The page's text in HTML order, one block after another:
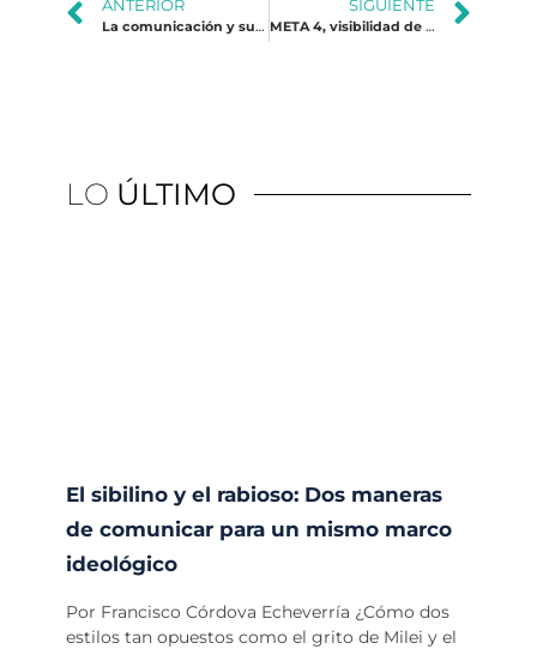
ANTERIOR
La comunicación y su influencia en la “sensación térmica de la violencia”
SIGUIENTE
META 4, visibilidad de género y colectivos excluidos
LO ÚLTIMO
El sibilino y el rabioso: Dos maneras
de comunicar para un mismo marco
ideológico
Por Francisco Córdova Echeverría ¿Cómo dos
estilos tan opuestos como el grito de Milei y el